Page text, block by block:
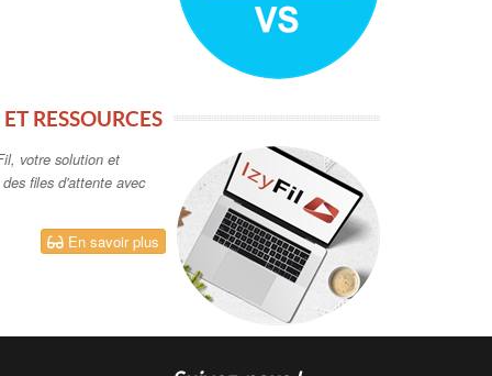
RESSOURCES
votre solution et
files d'attente avec
En savoir plus